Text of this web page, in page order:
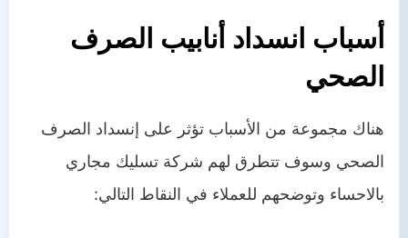
أسباب انسداد أنابيب الصرف
الصحي
هناك مجموعة من الأسباب تؤثر على إنسداد الصرف
الصحي وسوف تتطرق لهم شركة تسليك مجاري
بالاحساء وتوضحهم للعملاء في النقاط التالي: